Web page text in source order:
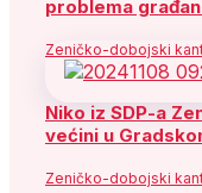
problema
Zeničko-dobojski
Niko iz SDP-a
većini u
Zeničko-dobojski